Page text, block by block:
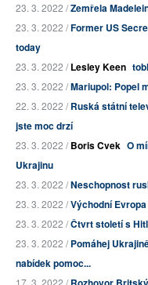
23. 3. 2022 /Zemřela
23. 3. 2022 /Former US
today
23. 3. 2022 /Lesley Keen
23. 3. 2022 /Mariupol: Popel
22. 3. 2022 /Ruská státní
jste moc drzí
23. 3. 2022 /Boris Cvek O
Ukrajinu
23. 3. 2022 /Neschopnost
23. 3. 2022 /Východní
23. 3. 2022 /Čtvrt století s
23. 3. 2022 /Pomáhej
nabídek pomoc...